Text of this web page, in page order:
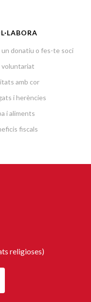
un donatiu o fes-te soci
voluntariat
amb cor
i herències
i aliments
fiscals
religioses)